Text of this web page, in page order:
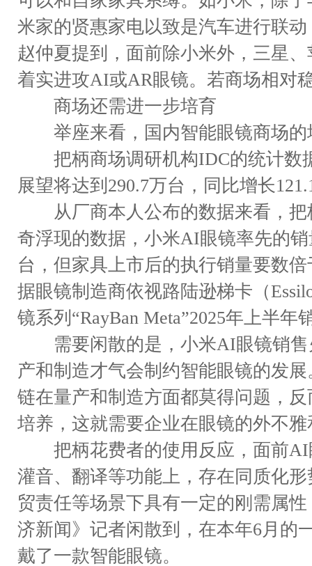
米家的贤惠家电以致是汽车进行联
赵仲夏提到，面前除小米外，三星
着实进攻AI或AR眼镜。若商场相对
商场还需进一步培育
举座来看，国内智能眼镜商场的
把柄商场调研机构IDC的统计数
展望将达到290.7万台，同比增长
从厂商本人公布的数据来看，把
奇浮现的数据，小米AI眼镜率先的
台，但家具上市后的执行销量要数
据眼镜制造商依视路陆逊梯卡（
镜系列“RayBan Meta”2025年上半年
需要闲散的是，小米AI眼镜销售
产和制造才气会制约智能眼镜的发
链在量产和制造方面都莫得问题，
培养，这就需要企业在眼镜的外不
把柄花费者的使用反应，面前AI
灌音、翻译等功能上，存在同质化
贸责任等场景下具有一定的刚需属
济新闻》记者闲散到，在本年6月的
戴了一款智能眼镜。